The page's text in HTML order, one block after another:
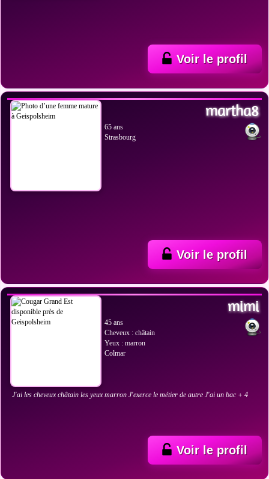
Voir le profil
martha8
65 ans
Strasbourg
Voir le profil
VOIR LES PHOTOS
mimi
45 ans
Cheveux : châtain
Yeux : marron
Colmar
J'ai les cheveux châtain les yeux marron J'exerce le métier de autre J'ai un bac + 4
Voir le profil